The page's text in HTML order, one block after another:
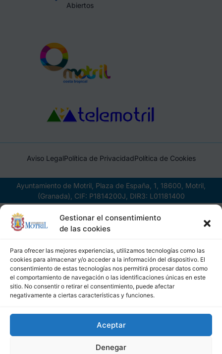
Gestionar el consentimiento
de las cookies
Para ofrecer las mejores experiencias, utilizamos tecnologías como las
cookies para almacenar y/o acceder a la información del dispositivo. El
consentimiento de estas tecnologías nos permitirá procesar datos como
el comportamiento de navegación o las identificaciones únicas en este
sitio. No consentir o retirar el consentimiento, puede afectar
negativamente a ciertas características y funciones.
Aceptar
Denegar
Abiertos
Aviso LegalPolítica de PrivacidadPolítica de Cookies
Ayuntamiento de Motril, Plaza de España, 1, 18600, Motril,
(Granada), CIF: P1814200J, DIR3: L01181400